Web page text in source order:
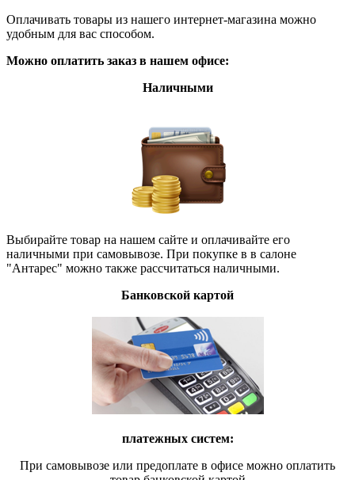
Оплачивать товары из нашего интернет-магазина можно
удобным для вас способом.
Можно оплатить заказ в нашем офисе:
Наличными
Выбирайте товар на нашем сайте и оплачивайте его
наличными при самовывозе. При покупке в в салоне
"Антарес" можно также рассчитаться наличными.
Банковской картой
платежных систем:
При самовывозе или предоплате в офисе можно оплатить